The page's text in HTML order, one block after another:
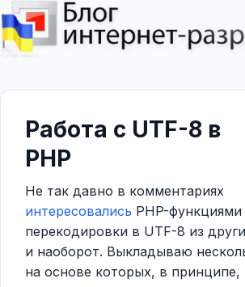
Работа с UTF-8 в
PHP
Не так давно в комментариях
интересовались PHP-функциями
перекодировки в UTF-8 из
и наоборот. Выкладываю
на основе которых, в